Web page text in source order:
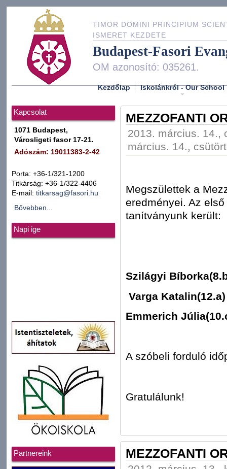
TIMOR DOMINI PRINCIPIUM
ISMERET KEZDETE
Budapest-Fasori
OM azonosító: 035261.
Kezdőlap Iskolánkról - Our School
Kapcsolat
1071 Budapest,
Városligeti fasor 17-21.
Adószám: 19011383-2-42
Porta: +36-1/321-1200
Titkárság: +36-1/322-4406
E-mail: titkarsag@fasori.hu
Bővebben...
Napi ige
Partnereink
MEZZOFANTI
2013. március. 14.,
március. 14.,
Megszülettek a
eredményei. Az
tanítványunk került:
Szilágyi
Varga Katalin(12.a)
Emmerich
A szóbeli forduló
Gratulálunk!
MEZZOFANTI